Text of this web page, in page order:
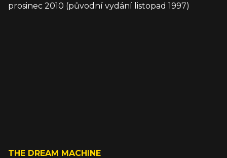
prosinec 2010 (původní vydání listopad 1997)
THE DREAM MACHINE